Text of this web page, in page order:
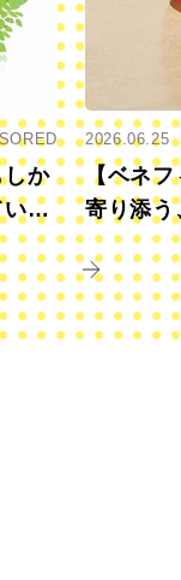
しか
ま
2026.06.25
【ベネフ
寄り添う
きに